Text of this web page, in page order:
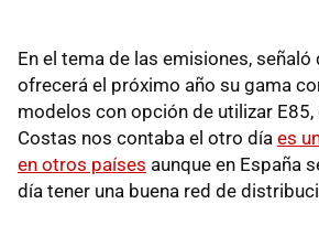
En el tema de las emisiones, señaló
ofrecerá el próximo año su gama
modelos con opción de utilizar
Costas nos contaba el otro día es
en otros países aunque en España
día tener una buena red de